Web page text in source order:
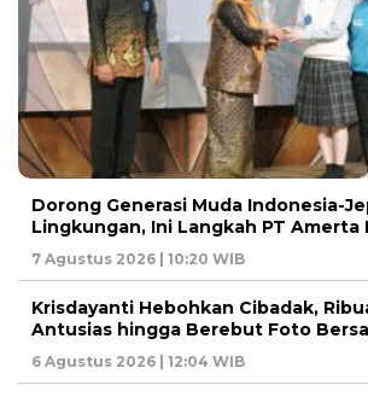
Dorong Generasi Muda Indonesia-
Lingkungan, Ini Langkah PT Amerta
7 Agustus 2026 | 10:20 WIB
Krisdayanti Hebohkan Cibadak,
Antusias hingga Berebut Foto
6 Agustus 2026 | 12:04 WIB